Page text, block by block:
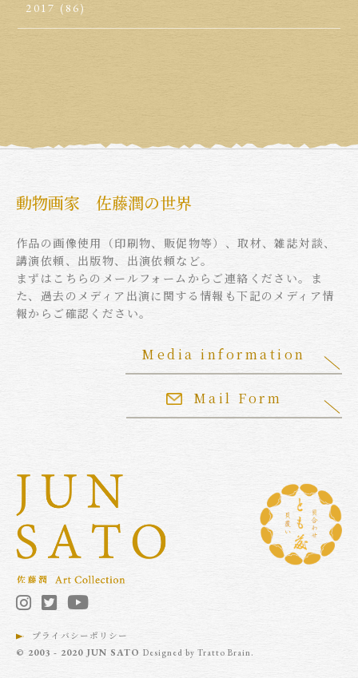
2017 (86)
動物画家 佐藤潤の世界
作品の画像使用（印刷物、販促物等）、取材、雑誌対談、
講演依頼、出版物、出演依頼など。
まずはこちらのメールフォームからご連絡ください。ま
た、過去のメディア出演に関する情報も下記のメディア情
報からご確認ください。
Mail Form
Media information
© 2003 - 2020 JUN SATO Designed by Tratto Brain.
プライバシーポリシー